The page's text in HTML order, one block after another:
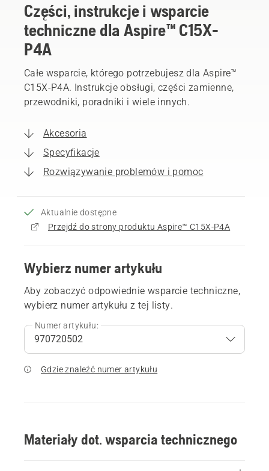
Części, instrukcje i wsparcie
techniczne dla Aspire™ C15X-
P4A
Całe wsparcie, którego potrzebujesz dla Aspire™
C15X-P4A. Instrukcje obsługi, części zamienne,
przewodniki, poradniki i wiele innych.
Akcesoria
Specyfikacje
Rozwiązywanie problemów i pomoc
Aktualnie dostępne
Przejdź do strony produktu Aspire™ C15X-P4A
Wybierz numer artykułu
Aby zobaczyć odpowiednie wsparcie techniczne,
wybierz numer artykułu z tej listy.
Numer artykułu:
Gdzie znaleźć numer artykułu
Materiały dot. wsparcia technicznego